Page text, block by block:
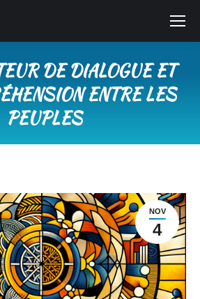
DE DIALOGUE ET
ENTRE LES
PEUPLES
NOV
4